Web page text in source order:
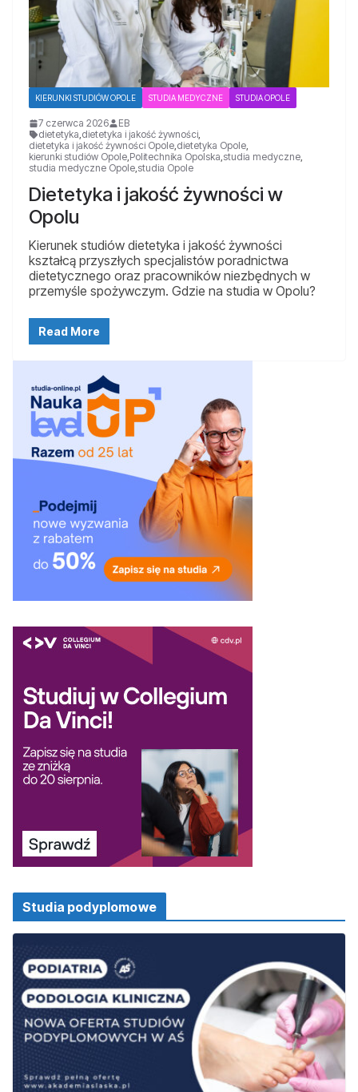
KIERUNKI STUDIÓW OPOLE STUDIA MEDYCZNE STUDIA OPOLE
7 czerwca 2026
EB
dietetyka,dietetyka i jakość żywności,
dietetyka i jakość żywności Opole,dietetyka Opole,
kierunki studiów Opole,Politechnika Opolska,studia medyczne,
studia medyczne Opole,studia Opole
Dietetyka i jakość żywności w
Opolu
Kierunek studiów dietetyka i jakość żywności
kształcą przyszłych specjalistów poradnictwa
dietetycznego oraz pracowników niezbędnych w
przemyśle spożywczym. Gdzie na studia w Opolu?
Read More
Studia podyplomowe